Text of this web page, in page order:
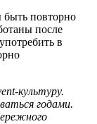
быть повторно
после
в
культуру.
годами.